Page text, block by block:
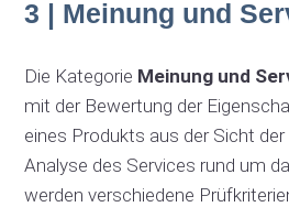
3 | Meinung und
Die Kategorie Meinung und
mit der Bewertung der
eines Produkts aus der Sicht
Analyse des Services rund um
werden verschiedene